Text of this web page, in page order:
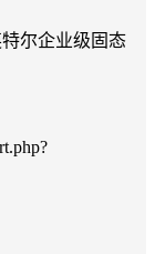
特尔企业级固态